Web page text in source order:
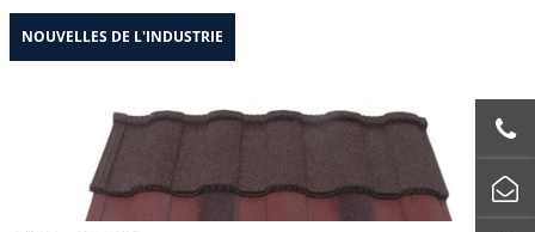
NOUVELLES DE L'INDUSTRIE